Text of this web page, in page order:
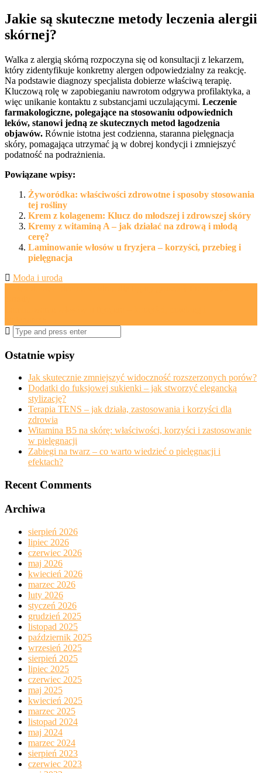
Jakie są skuteczne metody leczenia alergii
skórnej?
Walka z alergią skórną rozpoczyna się od konsultacji z lekarzem,
który zidentyfikuje konkretny alergen odpowiedzialny za reakcję.
Na podstawie diagnozy specjalista dobierze właściwą terapię.
Kluczową rolę w zapobieganiu nawrotom odgrywa profilaktyka, a
więc unikanie kontaktu z substancjami uczulającymi. Leczenie
farmakologiczne, polegające na stosowaniu odpowiednich
leków, stanowi jedną ze skutecznych metod łagodzenia
objawów. Równie istotna jest codzienna, staranna pielęgnacja
skóry, pomagająca utrzymać ją w dobrej kondycji i zmniejszyć
podatność na podrażnienia.
Powiązane wpisy:
Żyworódka: właściwości zdrowotne i sposoby stosowania
tej rośliny
Krem z kolagenem: Klucz do młodszej i zdrowszej skóry
Kremy z witaminą A – jak działać na zdrową i młodą
cerę?
Laminowanie włosów u fryzjera – korzyści, przebieg i
pielęgnacja
Moda i uroda
Search
for:
Ostatnie wpisy
Jak skutecznie zmniejszyć widoczność rozszerzonych porów?
Dodatki do fuksjowej sukienki – jak stworzyć elegancką
stylizację?
Terapia TENS – jak działa, zastosowania i korzyści dla
zdrowia
Witamina B5 na skórę: właściwości, korzyści i zastosowanie
w pielęgnacji
Zabiegi na twarz – co warto wiedzieć o pielęgnacji i
efektach?
Recent Comments
Archiwa
sierpień 2026
lipiec 2026
czerwiec 2026
maj 2026
kwiecień 2026
marzec 2026
luty 2026
styczeń 2026
grudzień 2025
listopad 2025
październik 2025
wrzesień 2025
sierpień 2025
lipiec 2025
czerwiec 2025
maj 2025
kwiecień 2025
marzec 2025
listopad 2024
maj 2024
marzec 2024
sierpień 2023
czerwiec 2023